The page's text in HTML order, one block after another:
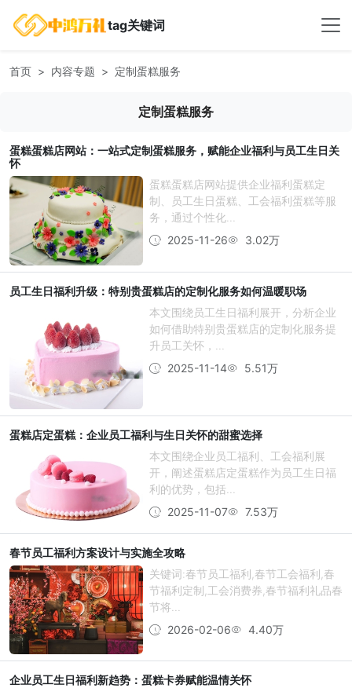
tag关键词
首页 内容专题 定制蛋糕服务
定制蛋糕服务
蛋糕蛋糕店网站：一站式定制蛋糕服务，赋能企业福利与员工生日关
怀
蛋糕蛋糕店网站提供企业福利蛋糕定
制、员工生日蛋糕、工会福利蛋糕等服
务，通过个性化...
2025-11-26
3.02万
员工生日福利升级：特别贵蛋糕店的定制化服务如何温暖职场
本文围绕员工生日福利展开，分析企业
如何借助特别贵蛋糕店的定制化服务提
升员工关怀，...
2025-11-14
5.51万
蛋糕店定蛋糕：企业员工福利与生日关怀的甜蜜选择
本文围绕企业员工福利、工会福利展
开，阐述蛋糕店定蛋糕作为员工生日福
利的优势，包括...
2025-11-07
7.53万
春节员工福利方案设计与实施全攻略
关键词:春节员工福利,春节工会福利,春
节福利定制,工会消费券,春节福利礼品春
节将...
2026-02-06
4.40万
企业员工生日福利新趋势：蛋糕卡券赋能温情关怀